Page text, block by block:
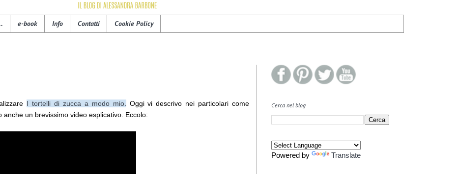
e-book Info Contatti Cookie Policy
I tortelli di zucca a modo mio.
Oggi vi descrivo nei particolari come
un brevissimo video esplicativo. Eccolo:
Cerca nel blog
Powered by Translate